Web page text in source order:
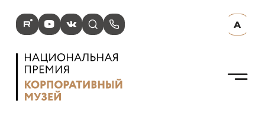
R Y V s p А
N